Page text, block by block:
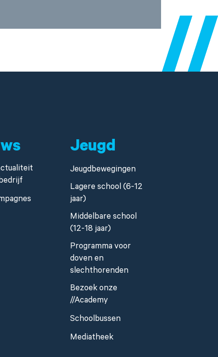
Jeugd
Jeugdbewegingen
Lagere school (6-12
jaar)
Middelbare school
(12-18 jaar)
Programma voor
doven en
slechthorenden
Bezoek onze
//Academy
Schoolbussen
Mediatheek